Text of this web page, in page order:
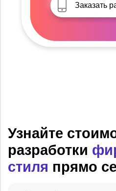
Заказать
Узнайте
разработки
стиля прямо